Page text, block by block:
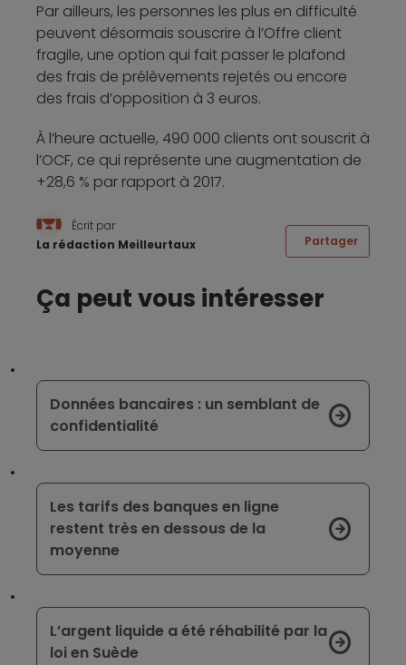
Par ailleurs, les personnes les plus en difficulté
peuvent désormais souscrire à l’Offre client
fragile, une option qui fait passer le plafond
des frais de prélèvements rejetés ou encore
des frais d’opposition à 3 euros.
À l’heure actuelle, 490 000 clients ont souscrit à
l’OCF, ce qui représente une augmentation de
+28,6 % par rapport à 2017.
Écrit par
La rédaction Meilleurtaux
Partager
Ça peut vous intéresser
Données bancaires : un semblant de
confidentialité
Les tarifs des banques en ligne
restent très en dessous de la
moyenne
L’argent liquide a été réhabilité par la
loi en Suède